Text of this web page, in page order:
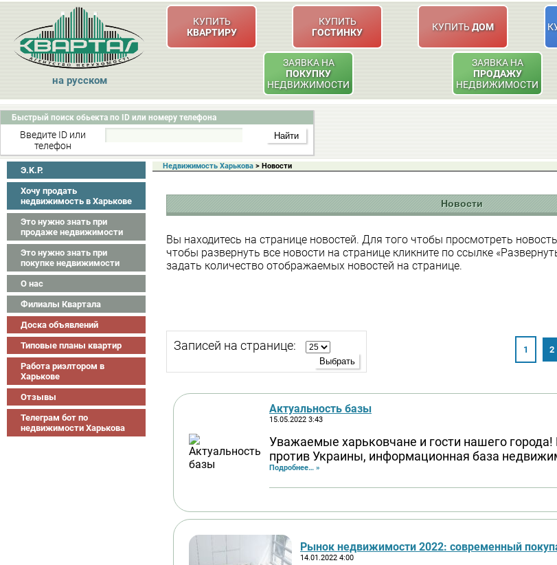
на русском
КУПИТЬ
КВАРТИРУ
КУПИТЬ
ГОСТИНКУ
КУПИТЬДОМ
ЗАЯВКА НА
ПОКУПКУ
НЕДВИЖИМОСТИ
ЗАЯВКА НА
ПРОДАЖУ
НЕДВИЖИМОСТИ
Быстрый поиск обьекта по ID или номеру телефона
Введите ID или
телефон
Э.K.P.
Хочу продать
недвижимость в Харькове
Это нужно знать при
продаже недвижимости
Это нужно знать при
покупке недвижимости
О нас
Филиалы Квартала
Доска объявлений
Типовые планы квартир
Работа риэлтором в
Харькове
Отзывы
Телеграм бот по
недвижимости Харькова
Недвижимость Харькова > Новости
Новости
Вы находитесь на странице новостей. Для того чтобы просмотреть
чтобы развернуть все новости на странице кликните по ссылке
задать количество отображаемых новостей на странице.
1 2
Записей на странице:
Актуальность базы
15.05.2022 3:43
Уважаемые харьковчане и гости нашего города!
против Украины, информационная база
Подробнее… »
Рынок недвижимости 2022: современный
14.01.2022 4:00